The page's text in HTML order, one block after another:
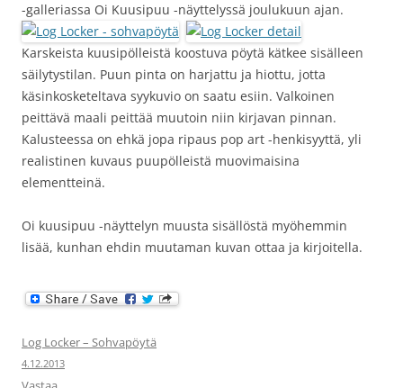
-galleriassa Oi Kuusipuu -näyttelyssä joulukuun ajan.
Karskeista kuusipölleistä koostuva pöytä kätkee sisälleen
säilytystilan. Puun pinta on harjattu ja hiottu, jotta
käsinkosketeltava syykuvio on saatu esiin. Valkoinen
peittävä maali peittää muutoin niin kirjavan pinnan.
Kalusteessa on ehkä jopa ripaus pop art -henkisyyttä, yli
realistinen kuvaus puupölleistä muovimaisina
elementteinä.
Oi kuusipuu -näyttelyn muusta sisällöstä myöhemmin
lisää, kunhan ehdin muutaman kuvan ottaa ja kirjoitella.
Log Locker – Sohvapöytä
4.12.2013